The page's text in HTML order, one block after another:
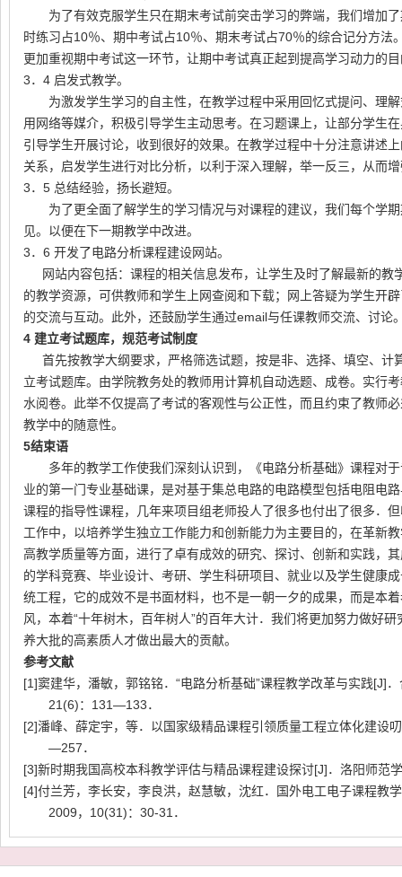
为了有效克服学生只在期末考试前突击学习的弊端，我们增加
时练习占10％、期中考试占10％、期末考试占70％的综合记分方法
更加重视期中考试这一环节，让期中考试真正起到提高学习动力的
3． 4 启发式教学。
为激发学生学习的自主性，在教学过程中采用回忆式提问、理
用网络等媒介，积极引导学生主动思考。在习题课上，让部分学生
引导学生开展讨论，收到很好的效果。在教学过程中十分注意讲述
关系，启发学生进行对比分析，以利于深入理解，举一反三，从而
3． 5 总结经验，扬长避短。
为了更全面了解学生的学习情况与对课程的建议，我们每个学
见。以便在下一期教学中改进。
3． 6 开发了电路分析课程建设网站。
网站内容包括：课程的相关信息发布，让学生及时了解最新的
的教学资源，可供教师和学生上网查阅和下载；网上答疑为学生开
的交流与互动。此外，还鼓励学生通过email与任课教师交流、讨论
4 建立考试题库，规范考试制度
首先按教学大纲要求，严格筛选试题，按是非、选择、填空、
立考试题库。由学院教务处的教师用计算机自动选题、成卷。实行
水阅卷。此举不仅提高了考试的客观性与公正性，而且约束了教师
教学中的随意性。
5结束语
多年的教学工作使我们深刻认识到，《电路分析基础》课程对
业的第一门专业基础课，是对基于集总电路的电路模型包括电阻电
课程的指导性课程，几年来项目组老师投人了很多也付出了很多．
工作中，以培养学生独立工作能力和创新能力为主要目的，在革新
高教学质量等方面，进行了卓有成效的研究、探讨、创新和实践，
的学科竞赛、毕业设计、考研、学生科研项目、就业以及学生健康
统工程，它的成效不是书面材料，也不是一朝一夕的成果，而是本
风，本着“十年树木，百年树人”的百年大计．我们将更加努力做好
养大批的高素质人才做出最大的贡献。
参考文献
[1]窦建华，潘敏，郭铭铭．“电路分析基础”课程教学改革与实践[J]
21(6)： 131—133．
[2]潘峰、薛定宇，等．以国家级精品课程引领质量工程立体化建设
—257．
[3]新时期我国高校本科教学评估与精品课程建设探讨[J]．洛阳师范
[4]付兰芳，李长安，李良洪，赵慧敏，沈红．国外电工电子课程教
2009， 10(31)： 30-31 ．